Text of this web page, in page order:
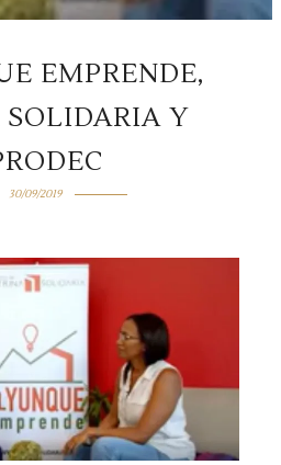
EMPRENDE,
Y
30/09/2019